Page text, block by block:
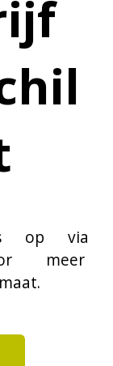
een
steun
de